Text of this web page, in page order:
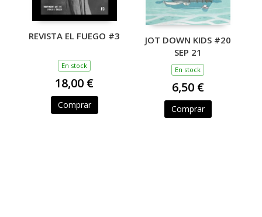
REVISTA EL FUEGO #3
En stock
18,00 €
Comprar
JOT DOWN KIDS #20
SEP 21
En stock
6,50 €
Comprar